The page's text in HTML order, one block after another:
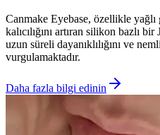
Canmake Eyebase, özellikle yağlı
kalıcılığını artıran silikon bazlı
uzun süreli dayanıklılığını ve
vurgulamaktadır.
Daha fazla bilgi edinin